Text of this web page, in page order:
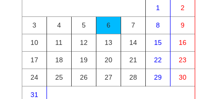
1
2
3 4 5 6 7 8 9
10 11 12 13 14 15 16
17 18 19 20 21 22 23
24 25 26 27 28 29 30
31